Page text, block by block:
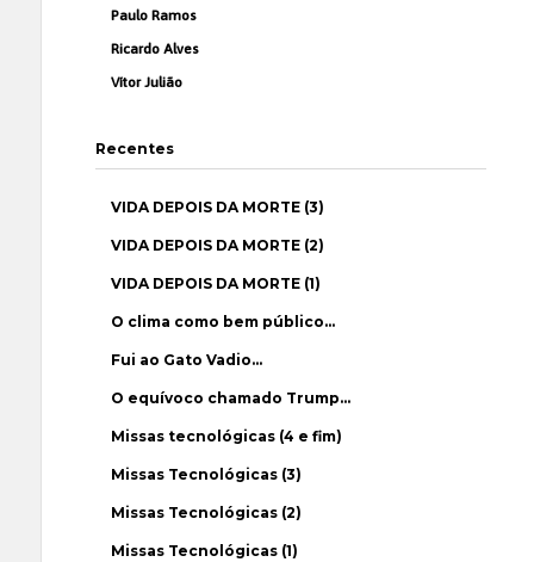
Paulo Ramos
Ricardo Alves
Vítor Julião
Recentes
VIDA DEPOIS DA MORTE (3)
VIDA DEPOIS DA MORTE (2)
VIDA DEPOIS DA MORTE (1)
O clima como bem público…
Fui ao Gato Vadio…
O equívoco chamado Trump…
Missas tecnológicas (4 e fim)
Missas Tecnológicas (3)
Missas Tecnológicas (2)
Missas Tecnológicas (1)